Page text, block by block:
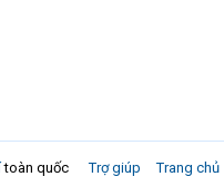
Trợ giúp Trang chủ
toàn quốc